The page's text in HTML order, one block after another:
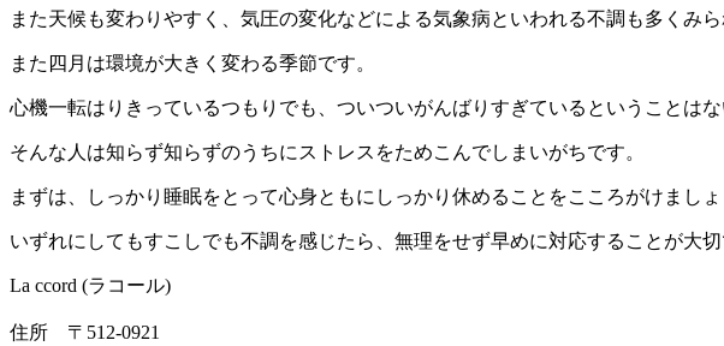
また天候も変わりやすく、気圧の変化などによる気象病といわれる不調も多くみら
また四月は環境が大きく変わる季節です。
心機一転はりきっているつもりでも、ついついがんばりすぎているということはな
そんな人は知らず知らずのうちにストレスをためこんでしまいがちです。
まずは、しっかり睡眠をとって心身ともにしっかり休めることをこころがけましょ
いずれにしてもすこしでも不調を感じたら、無理をせず早めに対応することが大切
La ccord (ラコール)
住所 〒512-0921